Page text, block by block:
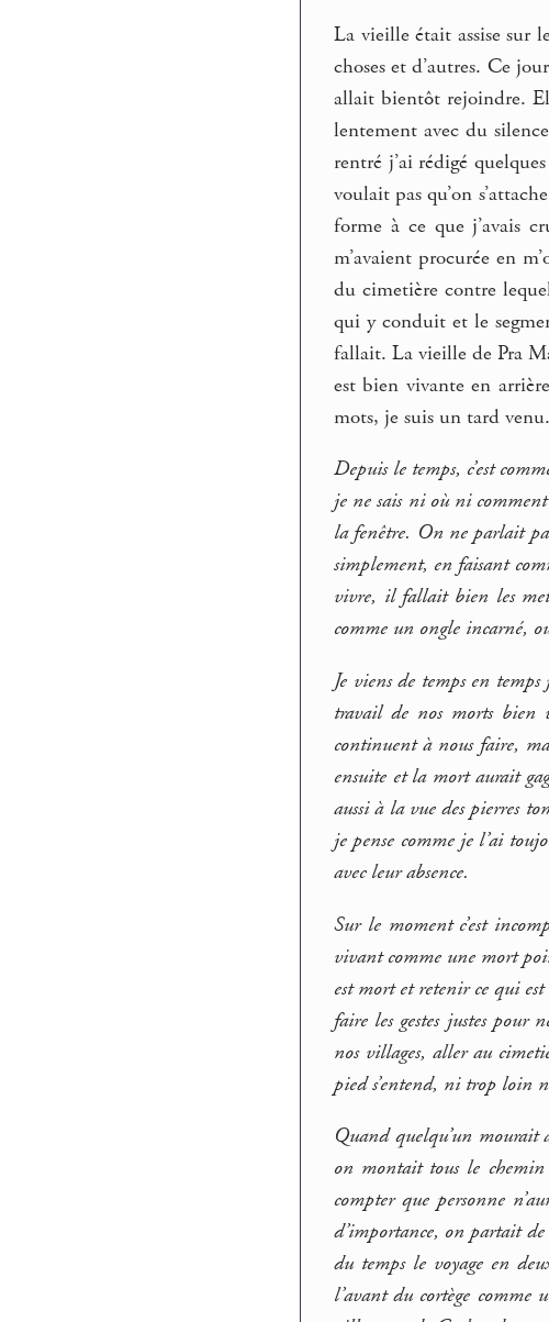
La vieille était assise sur
choses et d’autres. Ce
allait bientôt rejoindre.
lentement avec du
rentré j’ai rédigé
voulait pas qu’on
forme à ce que j’avais
m’avaient procurée en
du cimetière contre
qui y conduit et le
fallait. La vieille de Pra
est bien vivante en
mots, je suis un tard venu.
Depuis le temps, c’est
je ne sais ni où ni comment
la fenêtre. On ne parlait
simplement, en faisant
vivre, il fallait bien les
comme un ongle incarné,
Je viens de temps en
travail de nos morts bien
continuent à nous faire,
ensuite et la mort aurait
aussi à la vue des pierres
je pense comme je l’ai
avec leur absence.
Sur le moment c’est
vivant comme une mort
est mort et retenir ce qui
faire les gestes justes pour
nos villages, aller au
pied s’entend, ni trop loin
Quand quelqu’un mourait
on montait tous le chemin
compter que personne
d’importance, on partait
du temps le voyage en
l’avant du cortège comme